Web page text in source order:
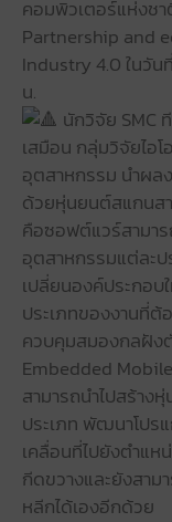
คอมพิวเตอร์แห่งชา
Partnership and
Industry 4.0 ในวัน
น.
นักวิจัย SMC
เสมือน กลุ่มวิจัยไอ
อุตสาหกรรม นำผล
ด้วยหุ่นยนต์สแกนส
คือซอฟต์แวร์สามา
อุตสาหกรรมแต่ละ
เปลี่ยนองค์ประกอบ
ประเภทของงานที่ต้
ควบคุมสมองกลฝัง
Embedded
สามารถนำไปสร้าง
ประเภท พัฒนาโปร
เคลื่อนที่ไปยังตำแห
กีดขวางและยังสาม
หลีกได้เองอีกด้วย